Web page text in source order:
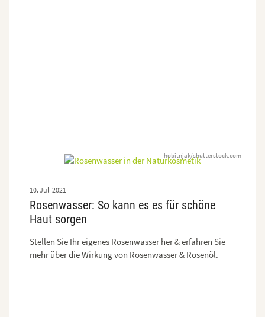
hobitnjak/shutterstock.com
Rosenwasser: So kann es es für schöne
Haut sorgen
10. Juli 2021
Stellen Sie Ihr eigenes Rosenwasser her & erfahren Sie
mehr über die Wirkung von Rosenwasser & Rosenöl.